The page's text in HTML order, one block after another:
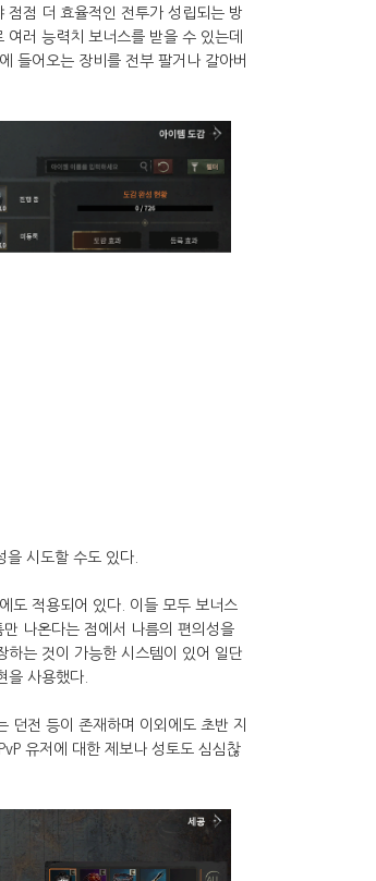
점점 더 효율적인 전투가 성립되는 방
러 능력치 보너스를 받을 수 있는데
들어오는 장비를 전부 팔거나 갈아버
을 시도할 수도 있다.
도 적용되어 있다. 이들 모두 보너스
나온다는 점에서 나름의 편의성을
하는 것이 가능한 시스템이 있어 일단
을 사용했다.
던전 등이 존재하며 이외에도 초반 지
유저에 대한 제보나 성토도 심심찮